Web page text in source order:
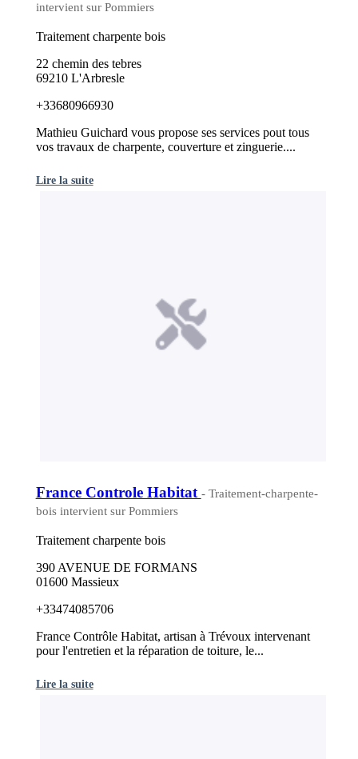
intervient sur Pommiers
Traitement charpente bois
22 chemin des tebres
69210 L'Arbresle
+33680966930
Mathieu Guichard vous propose ses services pout tous
vos travaux de charpente, couverture et zinguerie....
Lire la suite
France Controle Habitat - Traitement-charpente-
bois intervient sur Pommiers
Traitement charpente bois
390 AVENUE DE FORMANS
01600 Massieux
+33474085706
France Contrôle Habitat, artisan à Trévoux intervenant
pour l'entretien et la réparation de toiture, le...
Lire la suite